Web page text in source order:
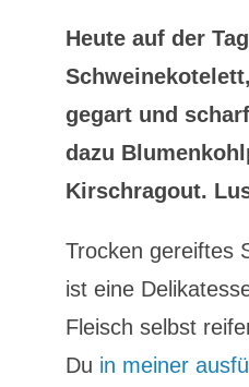
Heute auf der
gegart und
dazu
Kirschragout.
Trocken gereiftes
ist eine
Fleisch selbst
Du in meiner